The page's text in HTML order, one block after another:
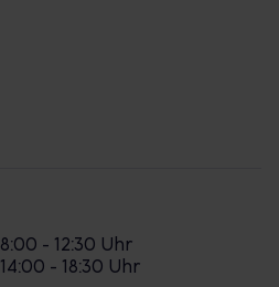
8:00 - 12:30 Uhr
14:00 - 18:30 Uhr